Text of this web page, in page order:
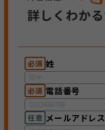
必須 姓
必須 電話番号
任意 メールアドレス